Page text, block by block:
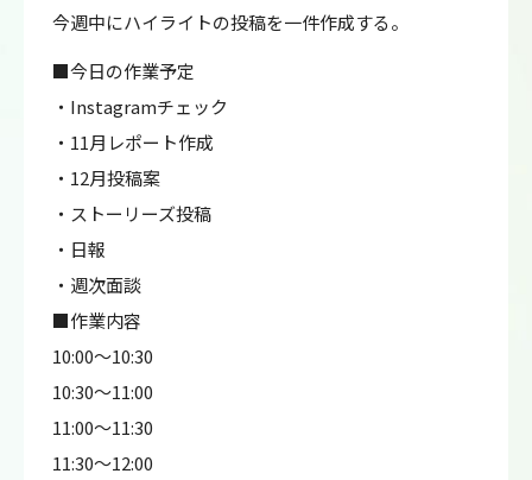
今週中にハイライトの投稿を一件作成する。
■今日の作業予定
・Instagramチェック
・11月レポート作成
・12月投稿案
・ストーリーズ投稿
・日報
・週次面談
■作業内容
10:00～10:30
10:30～11:00
11:00～11:30
11:30～12:00